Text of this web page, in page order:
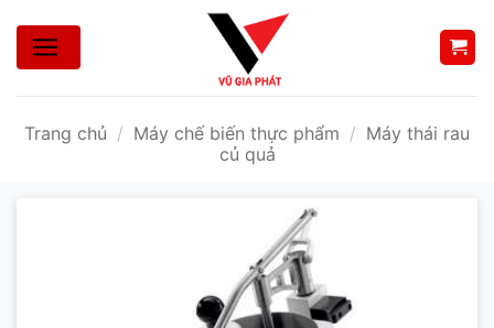
nội
Trang chủ / Máy chế biến thực phẩm / Máy thái rau
củ quả